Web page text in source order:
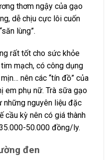
thơm ngậy của gạo
dễ chịu cực lôi cuốn
lùng”.
rất tốt cho sức khỏe
mạch, có công dụng
nên các “tín đồ” của
em phụ nữ. Trà sữa gạo
những nguyên liệu đặc
cầu kỳ nên có giá thành
50.000 đồng/ly.
đen